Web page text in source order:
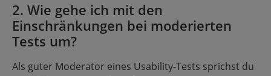
2. Wie gehe ich mit den
Einschränkungen bei moderierten
Tests um?
Als guter Moderator eines Usability-Tests sprichst du